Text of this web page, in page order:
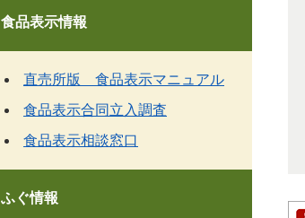
食品表示情報
直売所版 食品表示マニュアル
食品表示合同立入調査
食品表示相談窓口
ふぐ情報